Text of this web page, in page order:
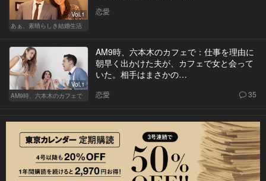
Vol.1
あぁ、素晴らしき結婚生活
恋愛
Vol.1
AM9時、六本木のカフェで
AM9時、六本木のカフェで：仕事を理由に
朝早く出かけた夫が、カフェで女と会って
いた。相手はまさかの…
恋愛 35